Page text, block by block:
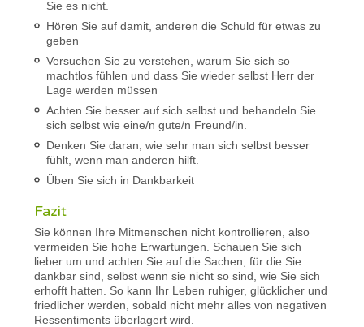
Sie es nicht.
Hören Sie auf damit, anderen die Schuld für etwas zu
geben
Versuchen Sie zu verstehen, warum Sie sich so
machtlos fühlen und dass Sie wieder selbst Herr der
Lage werden müssen
Achten Sie besser auf sich selbst und behandeln Sie
sich selbst wie eine/n gute/n Freund/in.
Denken Sie daran, wie sehr man sich selbst besser
fühlt, wenn man anderen hilft.
Üben Sie sich in Dankbarkeit
Fazit
Sie können Ihre Mitmenschen nicht kontrollieren, also
vermeiden Sie hohe Erwartungen. Schauen Sie sich
lieber um und achten Sie auf die Sachen, für die Sie
dankbar sind, selbst wenn sie nicht so sind, wie Sie sich
erhofft hatten. So kann Ihr Leben ruhiger, glücklicher und
friedlicher werden, sobald nicht mehr alles von negativen
Ressentiments überlagert wird.